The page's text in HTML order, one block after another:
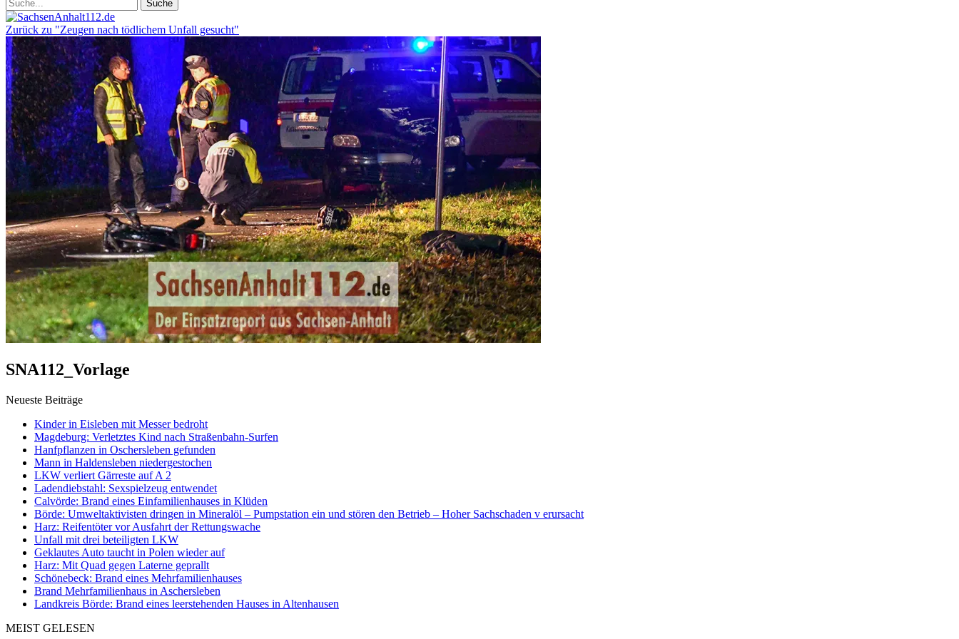
Zurück zu "Zeugen nach tödlichem Unfall gesucht"
SNA112_Vorlage
Neueste Beiträge
Kinder in Eisleben mit Messer bedroht
Magdeburg: Verletztes Kind nach Straßenbahn-Surfen
Hanfpflanzen in Oschersleben gefunden
Mann in Haldensleben niedergestochen
LKW verliert Gärreste auf A 2
Ladendiebstahl: Sexspielzeug entwendet
Calvörde: Brand eines Einfamilienhauses in Klüden
Börde: Umweltaktivisten dringen in Mineralöl – Pumpstation ein und stören den Betrieb – Hoher Sachschaden v erursacht
Harz: Reifentöter vor Ausfahrt der Rettungswache
Unfall mit drei beteiligten LKW
Geklautes Auto taucht in Polen wieder auf
Harz: Mit Quad gegen Laterne geprallt
Schönebeck: Brand eines Mehrfamilienhauses
Brand Mehrfamilienhaus in Aschersleben
Landkreis Börde: Brand eines leerstehenden Hauses in Altenhausen
MEIST GELESEN